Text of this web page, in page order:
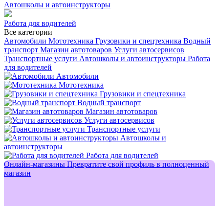
Автошколы и автоинструкторы
Работа для водителей
Все категории
Автомобили Мототехника Грузовики и спецтехника Водный
транспорт Магазин автотоваров Услуги автосервисов
Транспортные услуги Автошколы и автоинструкторы Работа
для водителей
Автомобили
Мототехника
Грузовики и спецтехника
Водный транспорт
Магазин автотоваров
Услуги автосервисов
Транспортные услуги
Автошколы и
автоинструкторы
Работа для водителей
Онлайн-магазины Превратите свой профиль в полноценный
магазин